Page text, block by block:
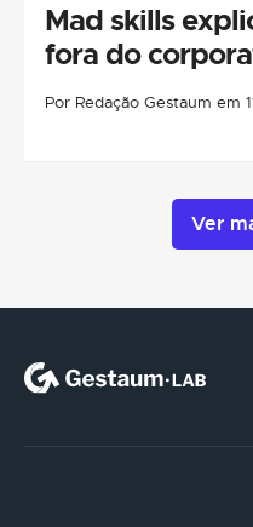
Mad skills
fora do
Por Redação Gestaum em
Ver